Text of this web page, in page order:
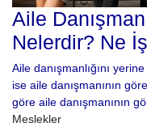
Aile
Nelerdir? Ne
Aile danışmanlığını
ise aile danışmanının
göre aile danışmanının
Meslekler